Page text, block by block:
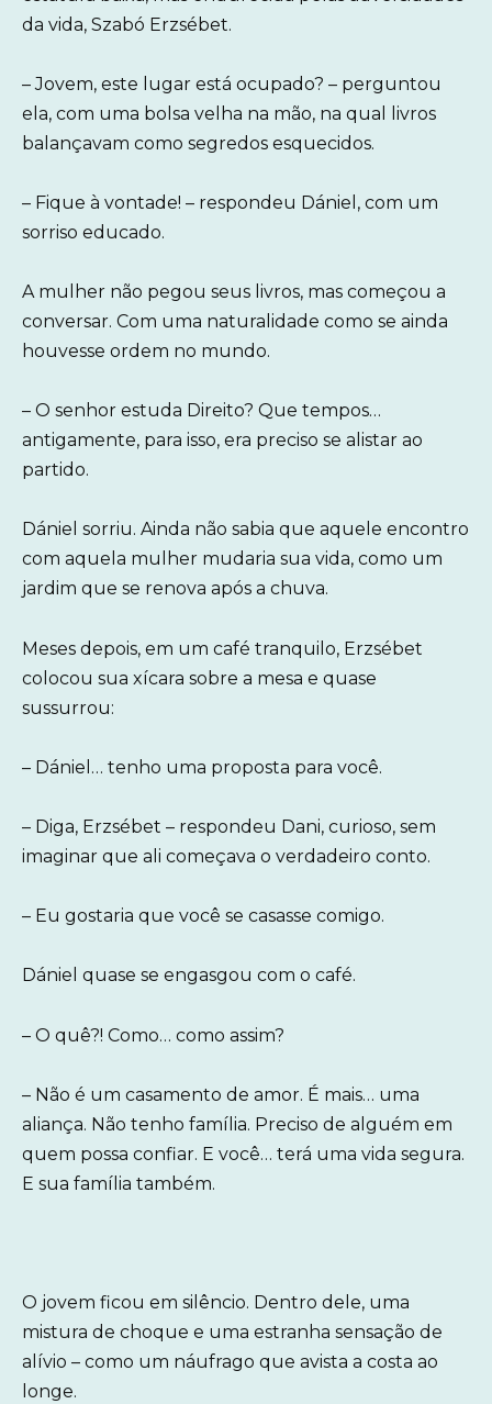
da vida, Szabó Erzsébet.
– Jovem, este lugar está ocupado? – perguntou
ela, com uma bolsa velha na mão, na qual livros
balançavam como segredos esquecidos.
– Fique à vontade! – respondeu Dániel, com um
sorriso educado.
A mulher não pegou seus livros, mas começou a
conversar. Com uma naturalidade como se ainda
houvesse ordem no mundo.
– O senhor estuda Direito? Que tempos…
antigamente, para isso, era preciso se alistar ao
partido.
Dániel sorriu. Ainda não sabia que aquele encontro
com aquela mulher mudaria sua vida, como um
jardim que se renova após a chuva.
Meses depois, em um café tranquilo, Erzsébet
colocou sua xícara sobre a mesa e quase
sussurrou:
– Dániel… tenho uma proposta para você.
– Diga, Erzsébet – respondeu Dani, curioso, sem
imaginar que ali começava o verdadeiro conto.
– Eu gostaria que você se casasse comigo.
Dániel quase se engasgou com o café.
– O quê?! Como… como assim?
– Não é um casamento de amor. É mais… uma
aliança. Não tenho família. Preciso de alguém em
quem possa confiar. E você… terá uma vida segura.
E sua família também.
O jovem ficou em silêncio. Dentro dele, uma
mistura de choque e uma estranha sensação de
alívio – como um náufrago que avista a costa ao
longe.